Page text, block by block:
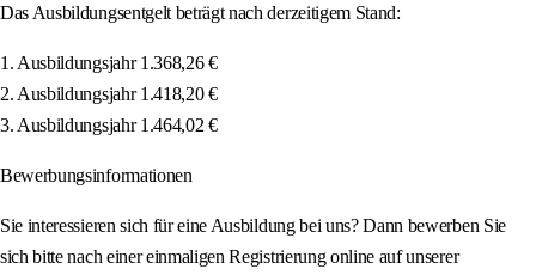
Das Ausbildungsentgelt beträgt nach derzeitigem Stand:
1. Ausbildungsjahr 1.368,26 €
2. Ausbildungsjahr 1.418,20 €
3. Ausbildungsjahr 1.464,02 €
Bewerbungsinformationen
Sie interessieren sich für eine Ausbildung bei uns? Dann bewerben Sie
sich bitte nach einer einmaligen Registrierung online auf unserer